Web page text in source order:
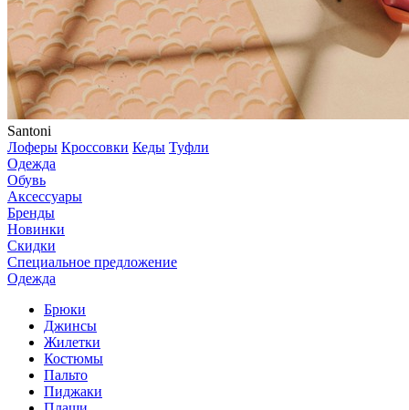
Santoni
Лоферы Кроссовки Кеды Туфли
Одежда
Обувь
Аксессуары
Бренды
Новинки
Скидки
Специальное предложение
Одежда
Брюки
Джинсы
Жилетки
Костюмы
Пальто
Пиджаки